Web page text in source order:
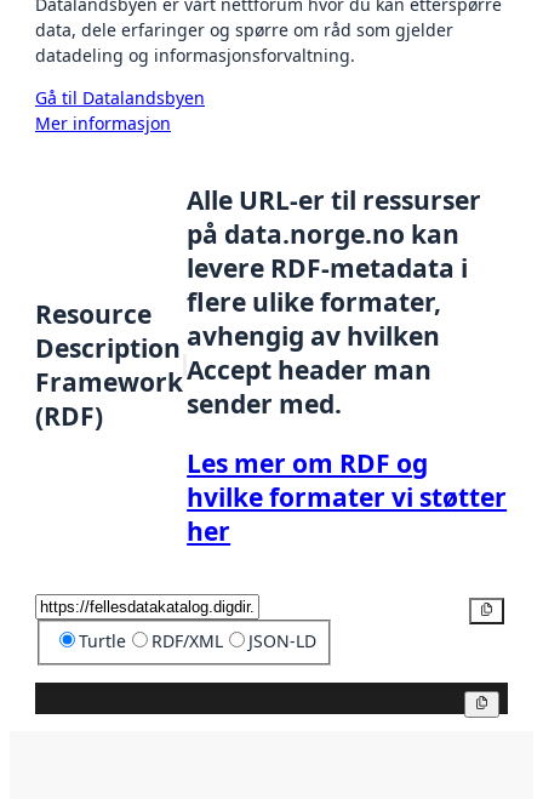
data, dele erfaringer og spørre om råd som gjelder
datadeling og informasjonsforvaltning.
Gå til Datalandsbyen
Mer informasjon
Resource
Description
Framework
(RDF)
Alle URL-er til ressurser
på data.norge.no kan
levere RDF-metadata i
flere ulike formater,
avhengig av hvilken
Accept header man
sender med.
Les mer om RDF og
hvilke formater vi støtter
her
Turtle RDF/XML JSON-LD